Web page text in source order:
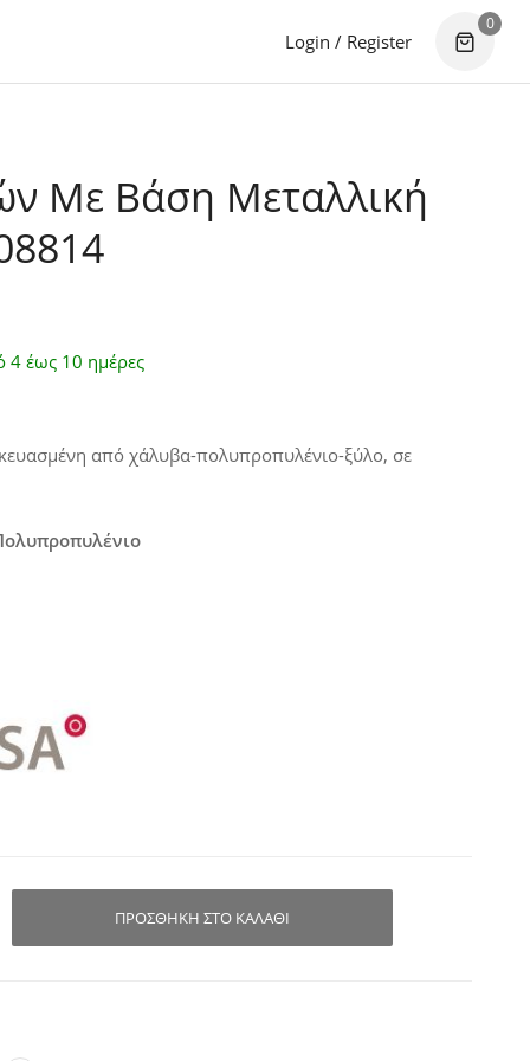
Login / Register
0
Με Βάση Μεταλλική
4 έως 10 ημέρες
από χάλυβα-πολυπροπυλένιο-ξύλο, σε
ΠΡΟΣΘΉΚΗ ΣΤΟ ΚΑΛΆΘΙ